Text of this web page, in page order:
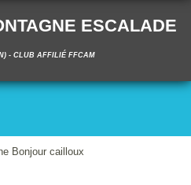
ESCALADE
- CLUB AFFILIÉ FFCAM
Bonjour cailloux